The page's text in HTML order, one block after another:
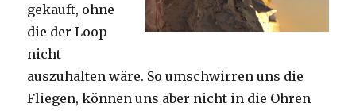
gekauft, ohne
die der Loop
nicht
auszuhalten wäre. So umschwirren uns die
Fliegen, können uns aber nicht in die Ohren